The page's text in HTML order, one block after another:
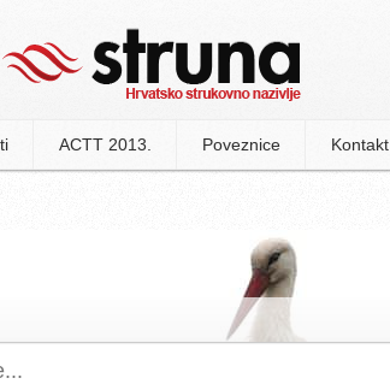
ACTT 2013. Poveznice Kontakt